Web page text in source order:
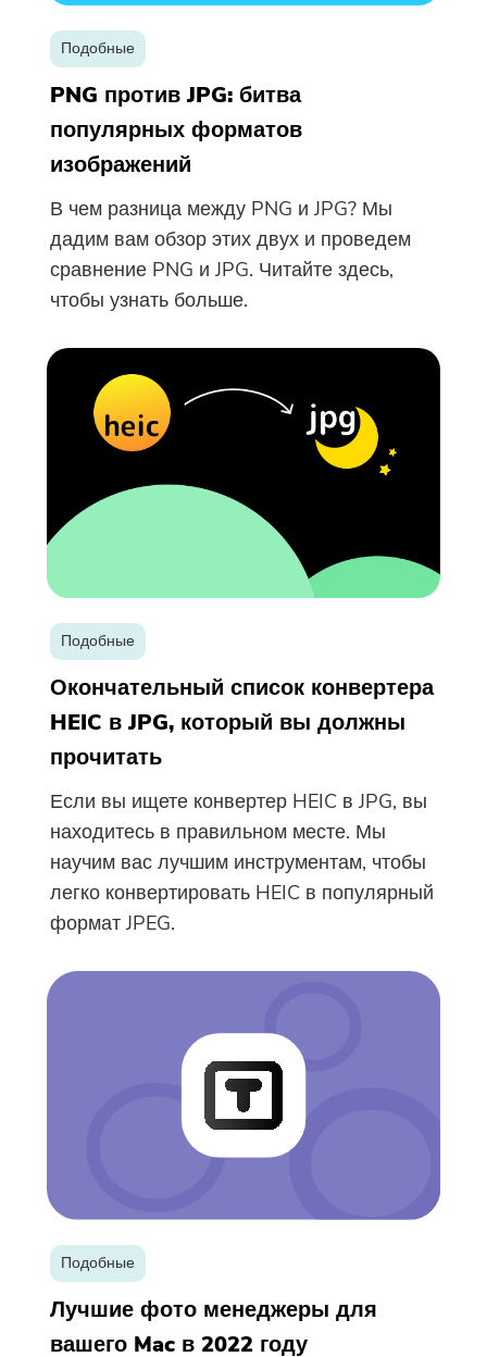
Подобные
PNG против JPG: битва
популярных форматов
изображений
В чем разница между PNG и JPG? Мы
дадим вам обзор этих двух и проведем
сравнение PNG и JPG. Читайте здесь,
чтобы узнать больше.
Подобные
Окончательный список конвертера
HEIC в JPG, который вы должны
прочитать
Если вы ищете конвертер HEIC в JPG, вы
находитесь в правильном месте. Мы
научим вас лучшим инструментам, чтобы
легко конвертировать HEIC в популярный
формат JPEG.
Подобные
Лучшие фото менеджеры для
вашего Mac в 2022 году